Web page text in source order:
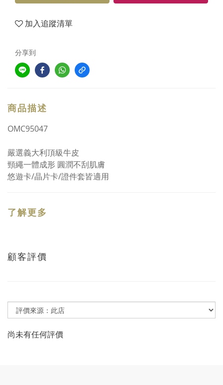
加入追蹤清單
分享到
商品描述
OMC95047
嚴選義大利頂級牛皮
頸繩一體成形 圓潤不刮肌膚
悠遊卡/晶片卡/證件套皆適用
了解更多
顧客評價
尚未有任何評價